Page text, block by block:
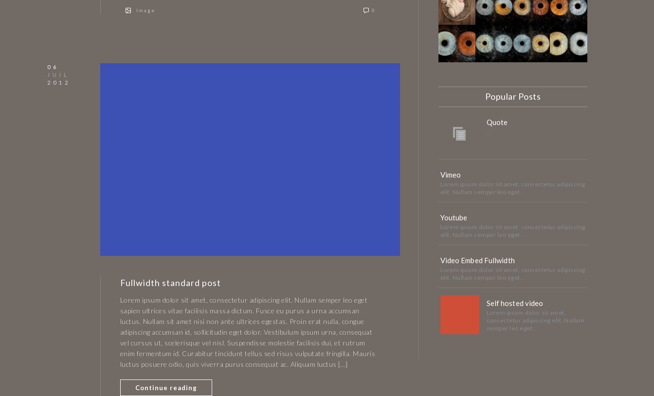
Image 0
06
JUIL
2012
Fullwidth standard post
Lorem ipsum dolor sit amet, consectetur adipiscing elit. Nullam semper leo eget
sapien ultrices vitae facilisis massa dictum. Fusce eu purus a urna accumsan
luctus. Nullam sit amet nisi non ante ultrices egestas. Proin erat nulla, congue
adipiscing accumsan id, sollicitudin eget dolor. Vestibulum ipsum urna, consequat
vel cursus ut, scelerisque vel nisl. Suspendisse molestie facilisis dui, et rutrum
enim fermentum id. Curabitur tincidunt tellus sed risus vulputate fringilla. Mauris
luctus posuere odio, quis viverra purus consequat ac. Aliquam luctus […]
Continue reading
Popular Posts
Quote
Vimeo
Lorem ipsum dolor sit amet, consectetur adipiscing
elit. Nullam semper leo eget..
Youtube
Lorem ipsum dolor sit amet, consectetur adipiscing
elit. Nullam semper leo eget..
Video Embed Fullwidth
Lorem ipsum dolor sit amet, consectetur adipiscing
elit. Nullam semper leo eget..
Self hosted video
Lorem ipsum dolor sit amet,
consectetur adipiscing elit. Nullam
semper leo eget..